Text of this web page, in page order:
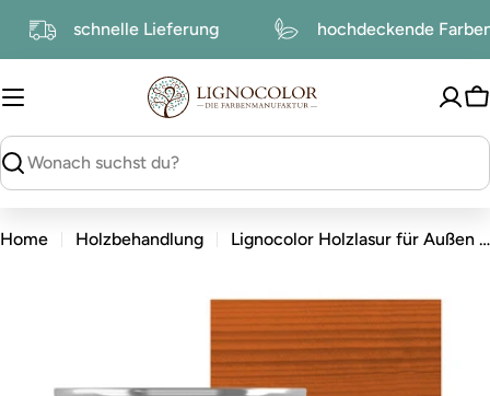
Inhalt
schnelle Lieferung hochdeckende
suchen
Home Holzbehandlung Lignocolor Holzlasur für Außen Teak